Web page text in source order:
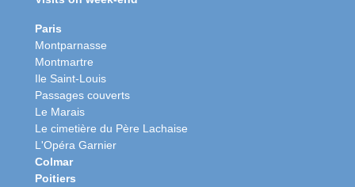
Paris
Montparnasse
Montmartre
Ile Saint-Louis
Passages couverts
Le Marais
Le cimetière du Père Lachaise
L'Opéra Garnier
Colmar
Poitiers